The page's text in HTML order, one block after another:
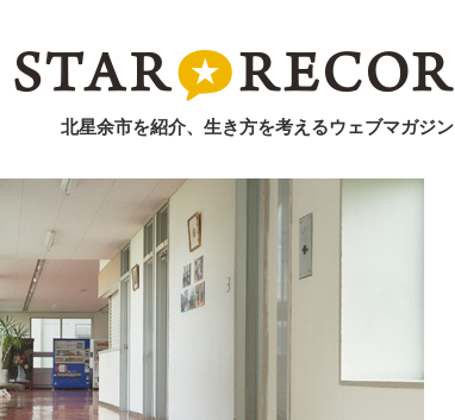
北星余市を紹介、生き方を考えるウェブマガジン